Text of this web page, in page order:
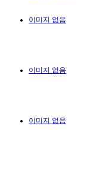
이미지 없음
이미지 없음
이미지 없음